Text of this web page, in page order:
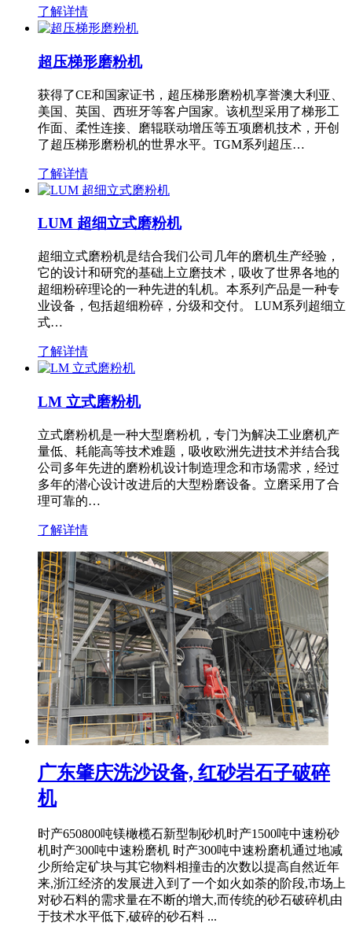
了解详情
超压梯形磨粉机
获得了CE和国家证书，超压梯形磨粉机享誉澳大利亚、
美国、英国、西班牙等客户国家。该机型采用了梯形工
作面、柔性连接、磨辊联动增压等五项磨机技术，开创
了超压梯形磨粉机的世界水平。TGM系列超压…
了解详情
LUM 超细立式磨粉机
超细立式磨粉机是结合我们公司几年的磨机生产经验，
它的设计和研究的基础上立磨技术，吸收了世界各地的
超细粉碎理论的一种先进的轧机。本系列产品是一种专
业设备，包括超细粉碎，分级和交付。 LUM系列超细立
式…
了解详情
LM 立式磨粉机
立式磨粉机是一种大型磨粉机，专门为解决工业磨机产
量低、耗能高等技术难题，吸收欧洲先进技术并结合我
公司多年先进的磨粉机设计制造理念和市场需求，经过
多年的潜心设计改进后的大型粉磨设备。立磨采用了合
理可靠的…
了解详情
广东肇庆洗沙设备, 红砂岩石子破碎
机
时产650800吨镁橄榄石新型制砂机时产1500吨中速粉砂
机时产300吨中速粉磨机 时产300吨中速粉磨机通过地减
少所给定矿块与其它物料相撞击的次数以提高自然近年
来,浙江经济的发展进入到了一个如火如荼的阶段,市场上
对砂石料的需求量在不断的增大,而传统的砂石破碎机由
于技术水平低下,破碎的砂石料 ...